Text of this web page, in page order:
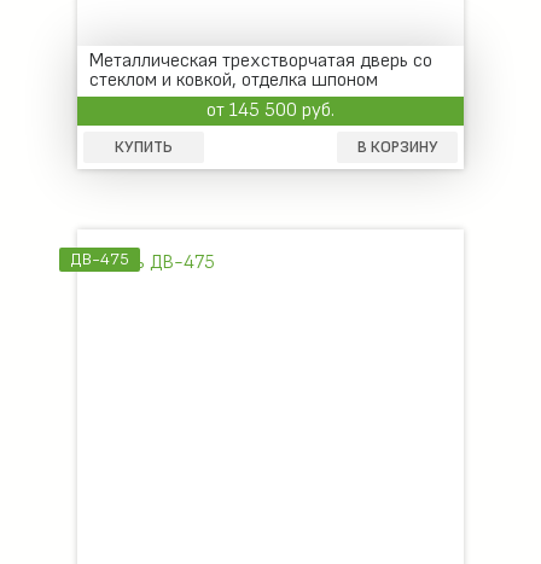
Металлическая трехстворчатая дверь со
стеклом и ковкой, отделка шпоном
от 145 500 руб.
КУПИТЬ В КОРЗИНУ
ДВ-475